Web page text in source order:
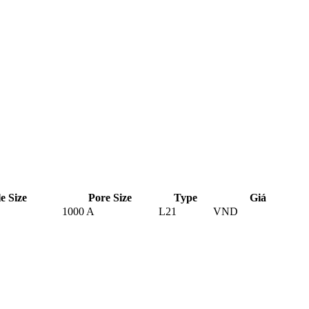
Size Pore Size Type
Giá
1000 A
L21 VND